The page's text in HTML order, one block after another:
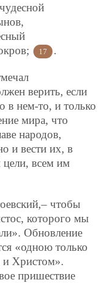
17 .
верить, если
в нем-то, и только
мира, что
народов,
и вести их, в
цели, всем им
чтобы
которого мы
Обновление
«одною только
и Христом».
пришествие